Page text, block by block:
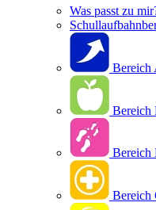
Was passt zu
Bereich
Bereich
Bereich
Bereich